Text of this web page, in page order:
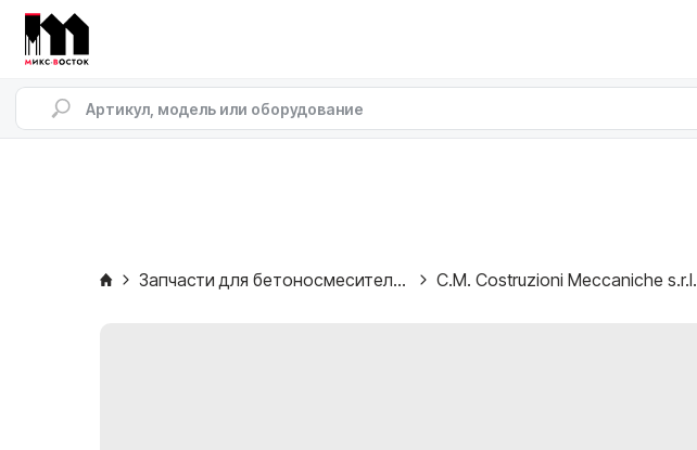
Запчасти для бетоносмесителей C.M. Costruzioni Meccaniche s.r.l.